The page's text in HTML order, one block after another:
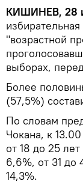
КИШИНЕВ, 28
"возрастной
выборах,
Более
(57,5%)
По словам
Чокана, к
от 18 до 25
6,6%, от 31 до
14,3%.